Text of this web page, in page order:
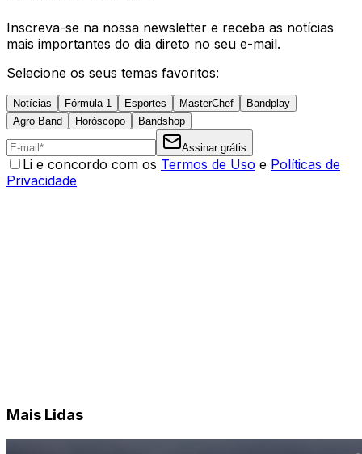
Inscreva-se na nossa newsletter e receba as notícias
mais importantes do dia direto no seu e-mail.
Selecione os seus temas favoritos:
Notícias Fórmula 1 Esportes MasterChef
Bandplay
Agro Band
Horóscopo Bandshop
Assinar grátis
Li e concordo com os Termos de Uso e Políticas de
Privacidade
Mais Lidas